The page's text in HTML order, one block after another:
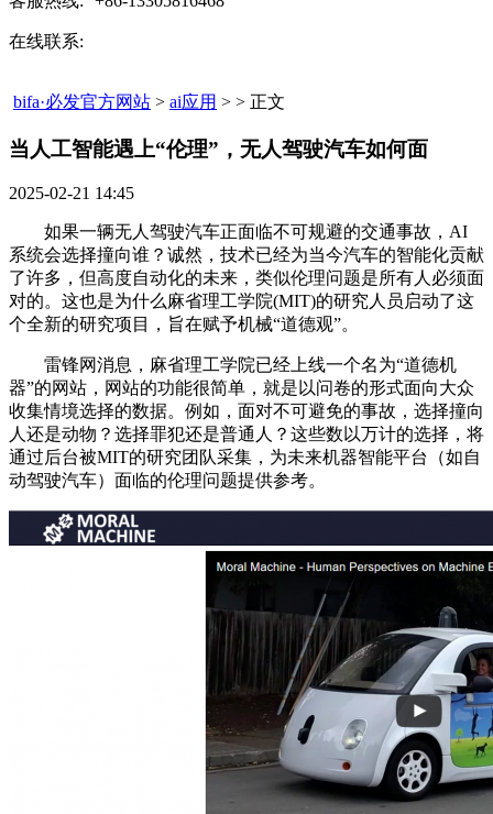
在线联系:
bifa·必发官方网站 > ai应用 > > 正文
当人工智能遇上“伦理”，无人驾驶汽车如何面​
2025-02-21 14:45
如果一辆无人驾驶汽车正面临不可规避的交通事故，AI
系统会选择撞向谁？诚然，技术已经为当今汽车的智能化贡献
了许多，但高度自动化的未来，类似伦理问题是所有人必须面
对的。这也是为什么麻省理工学院(MIT)的研究人员启动了这
个全新的研究项目，旨在赋予机械“道德观”。
雷锋网消息，麻省理工学院已经上线一个名为“道德机
器”的网站，网站的功能很简单，就是以问卷的形式面向大众
收集情境选择的数据。例如，面对不可避免的事故，选择撞向
人还是动物？选择罪犯还是普通人？这些数以万计的选择，将
通过后台被MIT的研究团队采集，为未来机器智能平台（如自
动驾驶汽车）面临的伦理问题提供参考。